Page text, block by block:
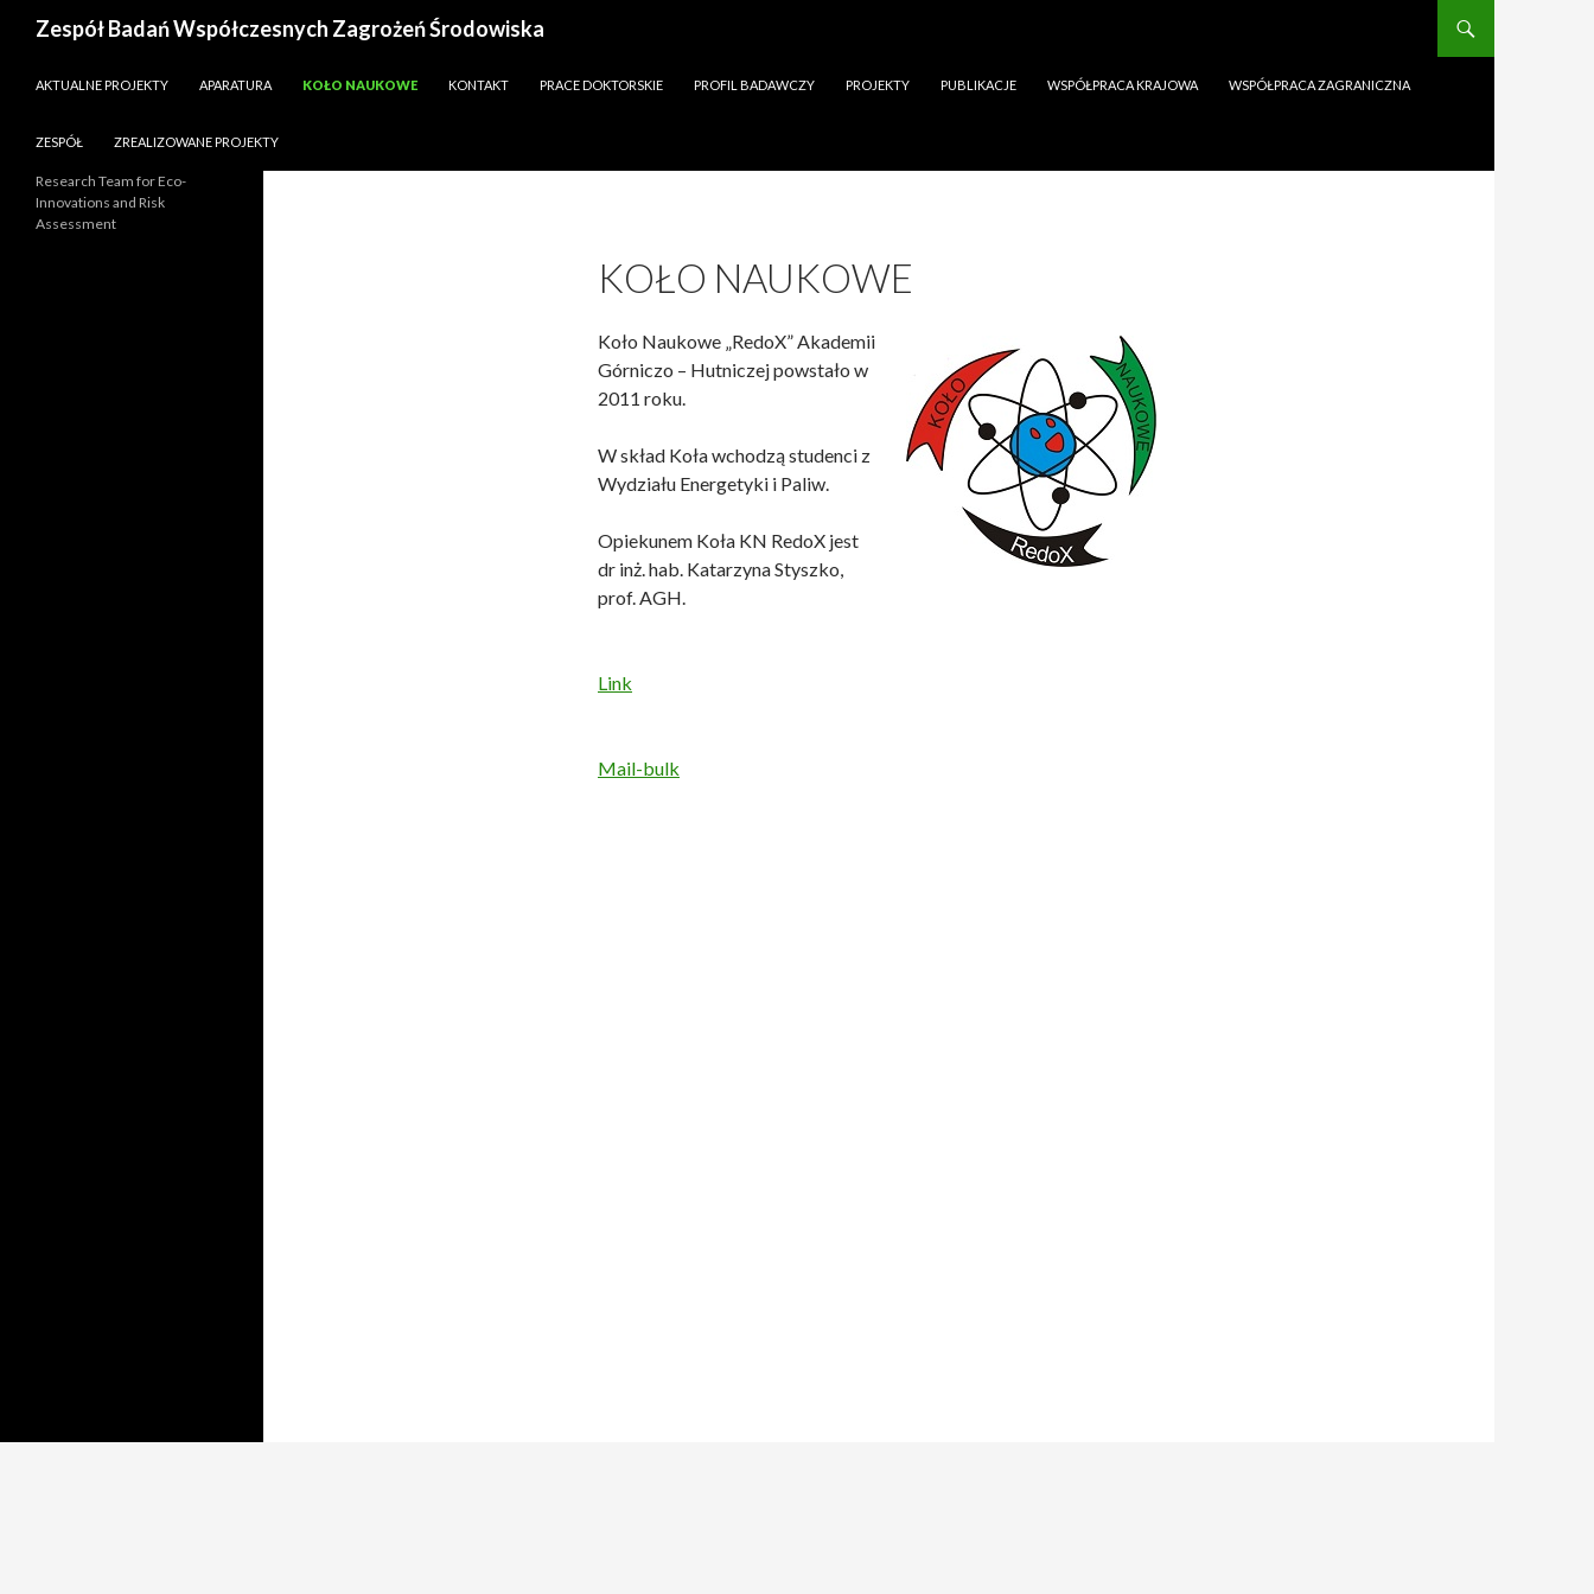
Zespół Badań Współczesnych Zagrożeń Środowiska
AKTUALNE PROJEKTY
APARATURA KOŁO NAUKOWE KONTAKT PRACE DOKTORSKIE PROFIL BADAWCZY PROJEKTY PUBLIKACJE WSPÓŁPRACA KRAJOWA WSPÓŁPRACA ZAGRANICZNA
ZESPÓŁ ZREALIZOWANE PROJEKTY
KOŁO NAUKOWE
Koło Naukowe „RedoX” Akademii
Górniczo – Hutniczej powstało w
2011 roku.
W skład Koła wchodzą studenci z
Wydziału Energetyki i Paliw.
Opiekunem Koła KN RedoX jest
dr inż. hab. Katarzyna Styszko,
prof. AGH.
Link
Mail-bulk
Research Team for Eco-
Innovations and Risk
Assessment